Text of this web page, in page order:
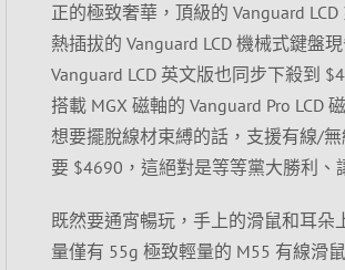
正的極致奢華，頂級的 Vanguard
熱插拔的 Vanguard LCD 機械式鍵盤
Vanguard LCD 英文版也同步下殺到
搭載 MGX 磁軸的 Vanguard Pro LCD
想要擺脫線材束縛的話，支援有線/
要 $4690，這絕對是等等黨大勝利、
既然要通宵暢玩，手上的滑鼠和耳朵
量僅有 55g 極致輕量的 M55 有線滑